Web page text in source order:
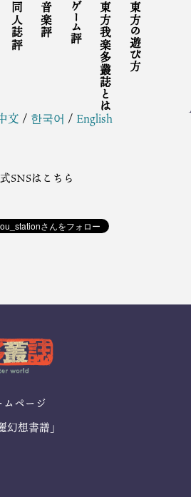
同人誌評 音楽評 ゲーム評 東方我楽多叢誌とは 東方の遊び方
文 / 한국어 / English
SNSはこちら
ページ
想書譜」